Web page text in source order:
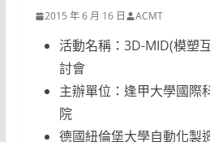
2015 年 6 月 16 日 ACMT
活動名稱：3D-MID(模塑
討會
主辦單位：逢甲大學國際
院
德國紐倫堡大學自動化製